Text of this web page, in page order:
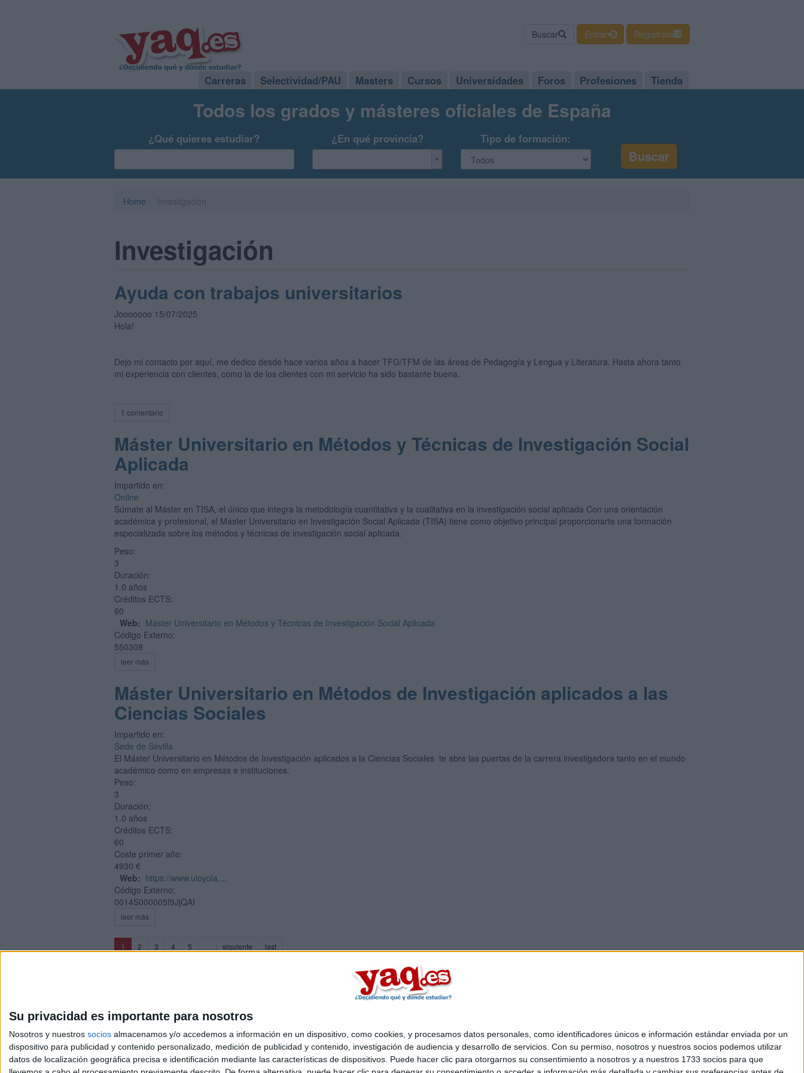
Su privacidad es importante para nosotros
Nosotros y nuestros socios almacenamos y/o accedemos a información en un dispositivo, como cookies, y procesamos datos personales, como identificadores únicos e información estándar enviada por un
dispositivo para publicidad y contenido personalizado, medición de publicidad y contenido, investigación de audiencia y desarrollo de servicios. Con su permiso, nosotros y nuestros socios podemos utilizar
datos de localización geográfica precisa e identificación mediante las características de dispositivos. Puede hacer clic para otorgarnos su consentimiento a nosotros y a nuestros 1733 socios para que
Buscar Entrar Regístrate
Carreras Selectividad/PAU Masters Cursos Universidades Foros Profesiones Tienda
Todos los grados y másteres oficiales de España
¿Qué quieres estudiar? ¿En qué provincia? Tipo de formación:
Home
Investigación
Ayuda con trabajos universitarios
Jooooooo 15/07/2025
Hola!
Dejo mi contacto por aquí, me dedico desde hace varios años a hacer TFG/TFM de las áreas de Pedagogía y Lengua y Literatura. Hasta ahora tanto
mi experiencia con clientes, como la de los clientes con mi servicio ha sido bastante buena.
1 comentario
Máster Universitario en Métodos y Técnicas de Investigación Social
Aplicada
Impartido en:
Online
Súmate al Máster en TISA, el único que integra la metodología cuantitativa y la cualitativa en la investigación social aplicada Con una orientación
académica y profesional, el Máster Universitario en Investigación Social Aplicada (TISA) tiene como objetivo principal proporcionarte una formación
especializada sobre los métodos y técnicas de investigación social aplicada.
Peso:
3
Duración:
1.0 años
Créditos ECTS:
60
Web: Máster Universitario en Métodos y Técnicas de Investigación Social Aplicada
Código Externo:
550308
leer más
Máster Universitario en Métodos de Investigación aplicados a las
Ciencias Sociales
Impartido en:
Sede de Sevilla
El Máster Universitario en Métodos de Investigación aplicados a la Ciencias Sociales te abre las puertas de la carrera investigadora tanto en el mundo
académico como en empresas e instituciones.
Peso:
3
Duración:
1.0 años
Créditos ECTS:
60
Coste primer año:
4930 €
Web: https://www.uloyola....
Código Externo:
0014S000005f9JjQAI
leer más
1 (current)
2 3 4 5 siguiente last
Quiénes somos|Contactar|Anúnciate
Aviso legal|Politica de privacidad|Condiciones generales|Política de cookies
© 2003-2026Compás Mediterráneo S.L.- Diego de León 47 - 28006 Madrid [ESPAÑA] - Tel. +34 91 593 2767